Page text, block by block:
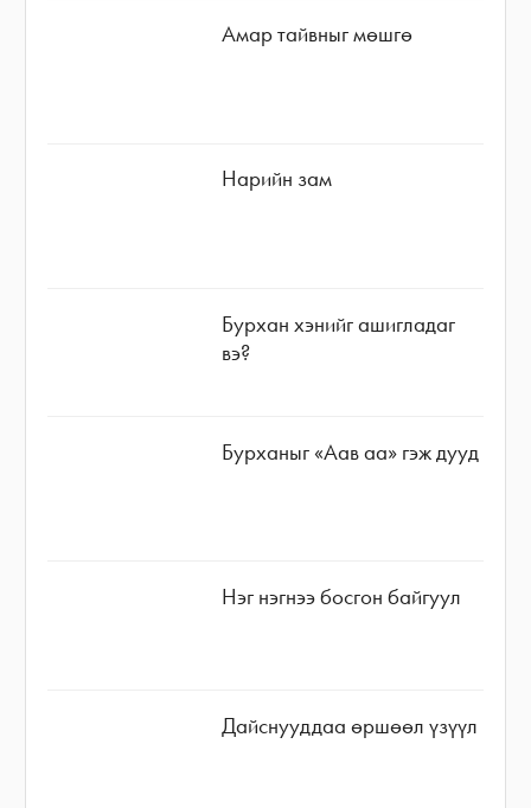
Амар тайвныг мөшгө
Нарийн зам
Бурхан хэнийг ашигладаг
вэ?
Бурханыг «Аав аа» гэж дууд
Нэг нэгнээ босгон байгуул
Дайснууддаа өршөөл үзүүл